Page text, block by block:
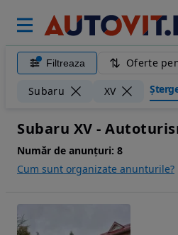
Filtreaza Oferte
Subaru XV
Subaru XV -
Număr de anunțuri: 8
Cum sunt organizate anunturile?